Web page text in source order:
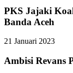
PKS Jajaki
Banda Aceh
21 Januari 2023
Ambisi Revans